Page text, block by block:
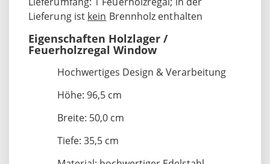
Lieferung ist kein Brennholz enthalten
Eigenschaften Holzlager /
Feuerholzregal Window
Hochwertiges Design & Verarbeitung
Höhe: 96,5 cm
Breite: 50,0 cm
Tiefe: 35,5 cm